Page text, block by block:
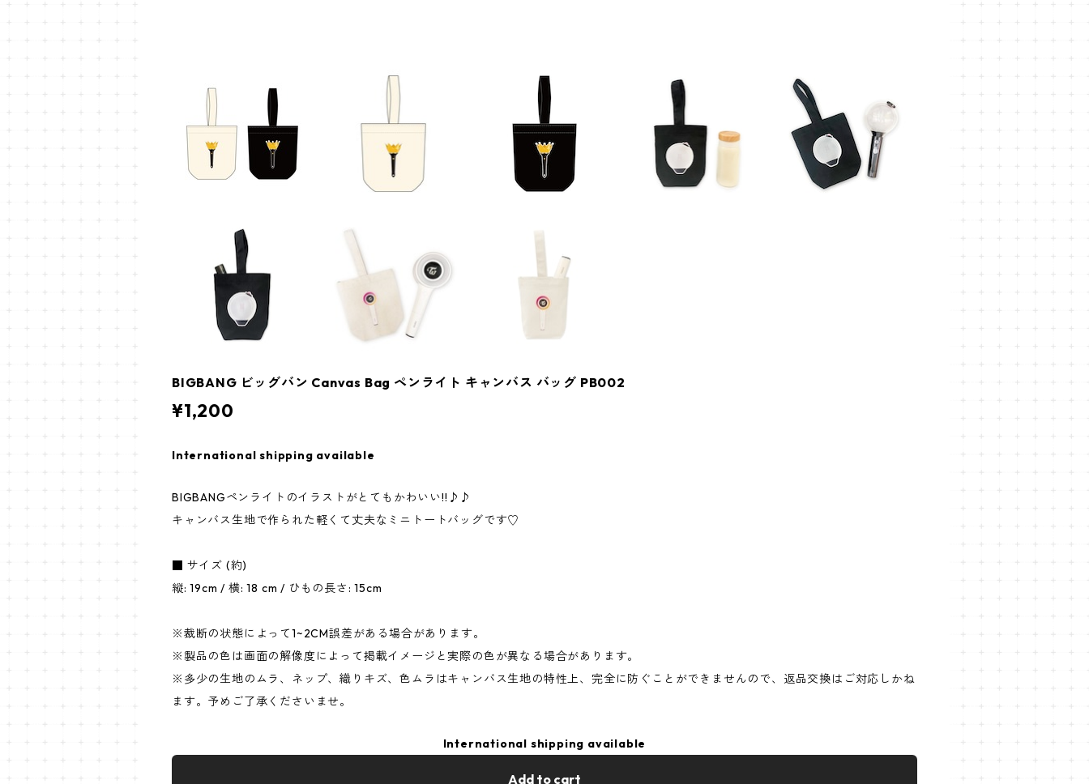
BIGBANG ビッグバン Canvas Bag ペンライト キャンバス バッグ PB002
¥1,200
International shipping available
BIGBANGペンライトのイラストがとてもかわいい!!♪♪
キャンバス生地で作られた軽くて丈夫なミニトートバッグです♡
■ サイズ (約)
縦: 19cm / 横: 18 cm / ひもの長さ: 15cm
※裁断の状態によって1~2CM誤差がある場合があります。
※製品の色は画面の解像度によって掲載イメージと実際の色が異なる場合があります。
※多少の生地のムラ、ネップ、織りキズ、色ムラはキャンバス生地の特性上、完全に防ぐことができませんので、返品交換はご対応しかね
ます。予めご了承くださいませ。
International shipping available
Add to cart